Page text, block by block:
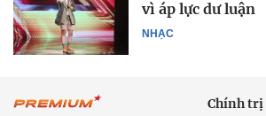
NHẠC
vì áp lực dư luận
Chính trị